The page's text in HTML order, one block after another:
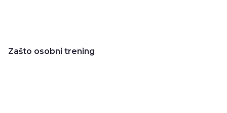
Zašto osobni trening